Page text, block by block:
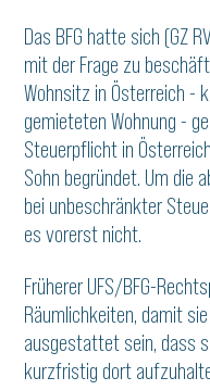
Das BFG hatte sich (GZ
mit der Frage zu
Wohnsitz in Österreich -
gemieteten Wohnung -
Steuerpflicht in
Sohn begründet. Um die
bei unbeschränkter
es vorerst nicht.
Früherer UFS/BFG-
Räumlichkeiten, damit
ausgestattet sein, dass
kurzfristig dort